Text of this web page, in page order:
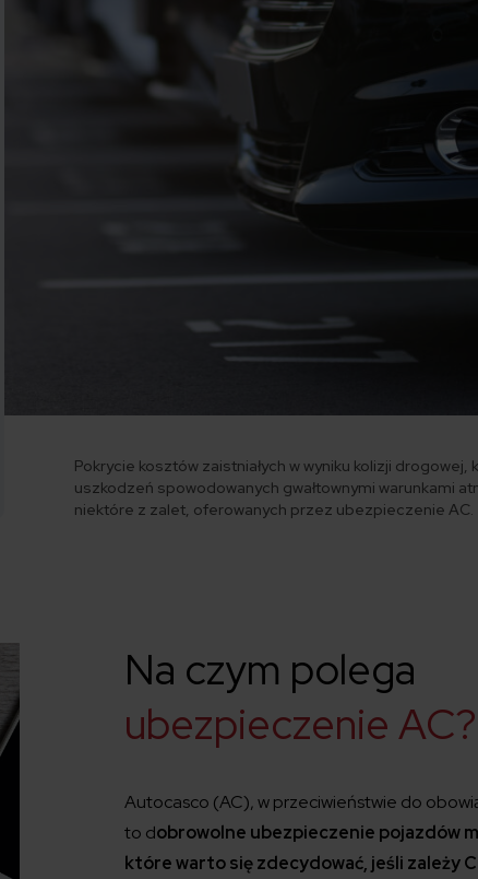
Pokrycie kosztów zaistniałych w wyniku kolizji
uszkodzeń spowodowanych gwałtownymi warunkami
niektóre z zalet, oferowanych przez ubezpieczenie AC.
Na czym polega
ubezpieczenie AC?
Autocasco (AC), w przeciwieństwie do
to dobrowolne ubezpieczenie pojazdów
które warto się zdecydować, jeśli zależy